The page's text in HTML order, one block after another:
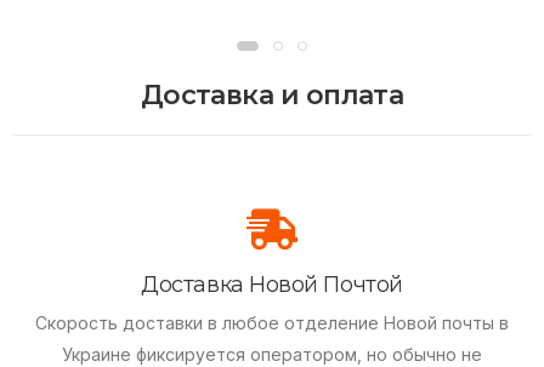
Доставка и оплата
Доставка Новой Почтой
Скорость доставки в любое отделение Новой почты в
Украине фиксируется оператором, но обычно не